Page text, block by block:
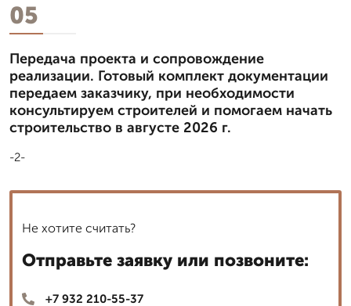
05
Передача проекта и сопровождение
реализации. Готовый комплект документации
передаем заказчику, при необходимости
консультируем строителей и помогаем начать
строительство в августе 2026 г.
-2-
Не хотите считать?
Отправьте заявку или позвоните:
+7 932 210-55-37